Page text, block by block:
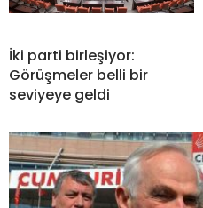
İki parti birleşiyor:
Görüşmeler belli bir
seviyeye geldi